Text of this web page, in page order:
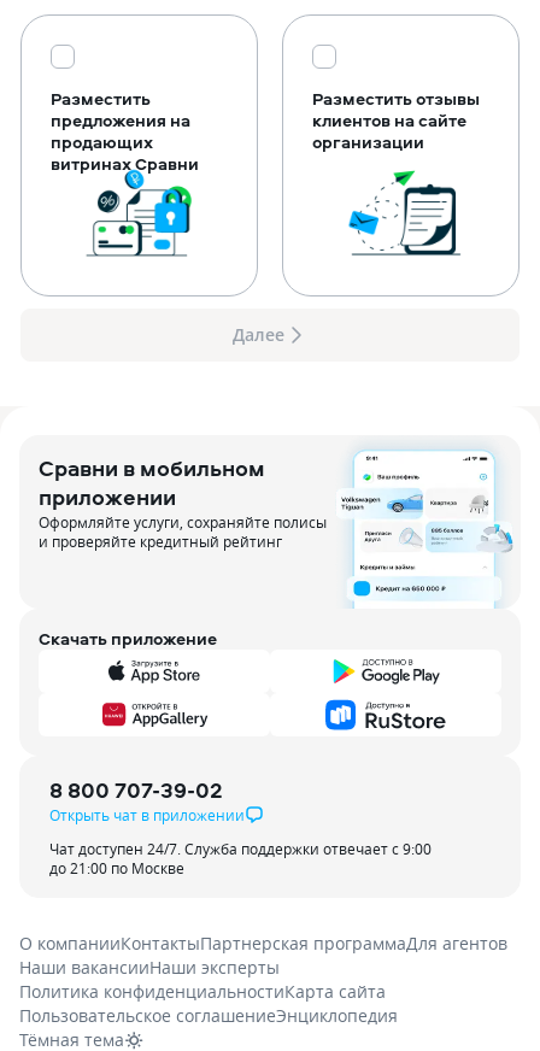
Разместить
предложения на
продающих
витринах Сравни
Разместить отзывы
клиентов на сайте
организации
Далее
Сравни в мобильном
приложении
Оформляйте услуги, сохраняйте полисы
и проверяйте кредитный рейтинг
Скачать приложение
8 800 707-39-02
Открыть чат в приложении
Чат доступен 24/7. Служба поддержки отвечает с 9:00
до 21:00 по Москве
О компанииКонтактыПартнерская программаДля агентов
Наши вакансииНаши эксперты
Политика конфиденциальностиКарта сайта
Пользовательское соглашениеЭнциклопедия
Тёмная тема